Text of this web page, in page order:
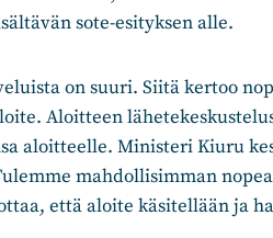
sote-esityksen alle.
on suuri. Siitä kertoo
Aloitteen
aloitteelle. Ministeri Kiuru
mahdollisimman
että aloite käsitellään ja